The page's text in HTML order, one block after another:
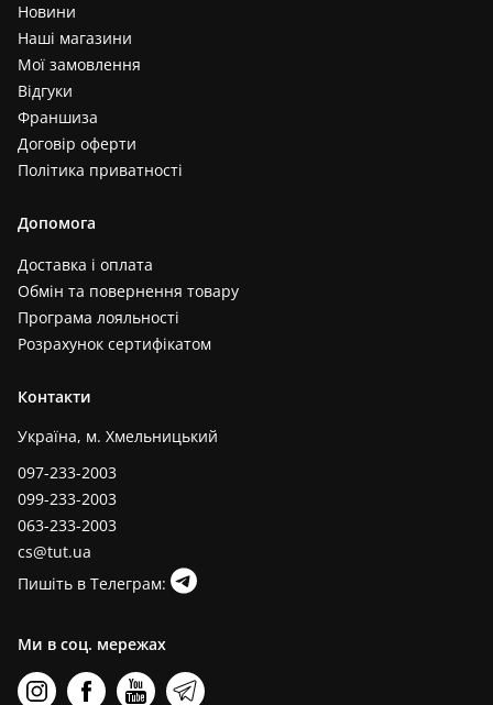
Новини
Наші магазини
Мої замовлення
Відгуки
Франшиза
Договір оферти
Політика приватності
Допомога
Доставка і оплата
Обмін та повернення товару
Програма лояльності
Розрахунок сертифікатом
Контакти
Україна, м. Хмельницький
097-233-2003
099-233-2003
063-233-2003
cs@tut.ua
Пишіть в Телеграм:
Ми в соц. мережах